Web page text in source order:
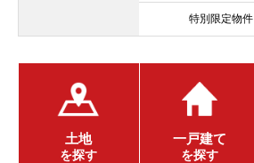
特別限定物件
土地
を探す
一戸建て
を探す